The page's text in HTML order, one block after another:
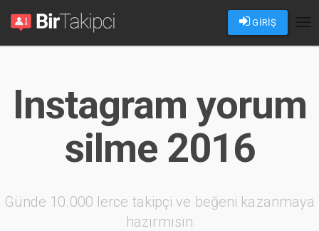
GİRİŞ
Instagram yorum
silme 2016
Günde 10.000 lerce takipçi ve beğeni kazanmaya
hazırmısın